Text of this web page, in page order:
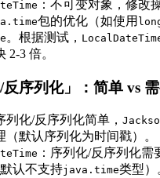
：不可变对象，修改
包的优化（如使用
。根据测试，
2-3 倍。
序列化」：简单 vs
列化/反序列化简单，
（默认序列化为时间戳）。
：序列化/反序列化
默认不支持java.time类型）